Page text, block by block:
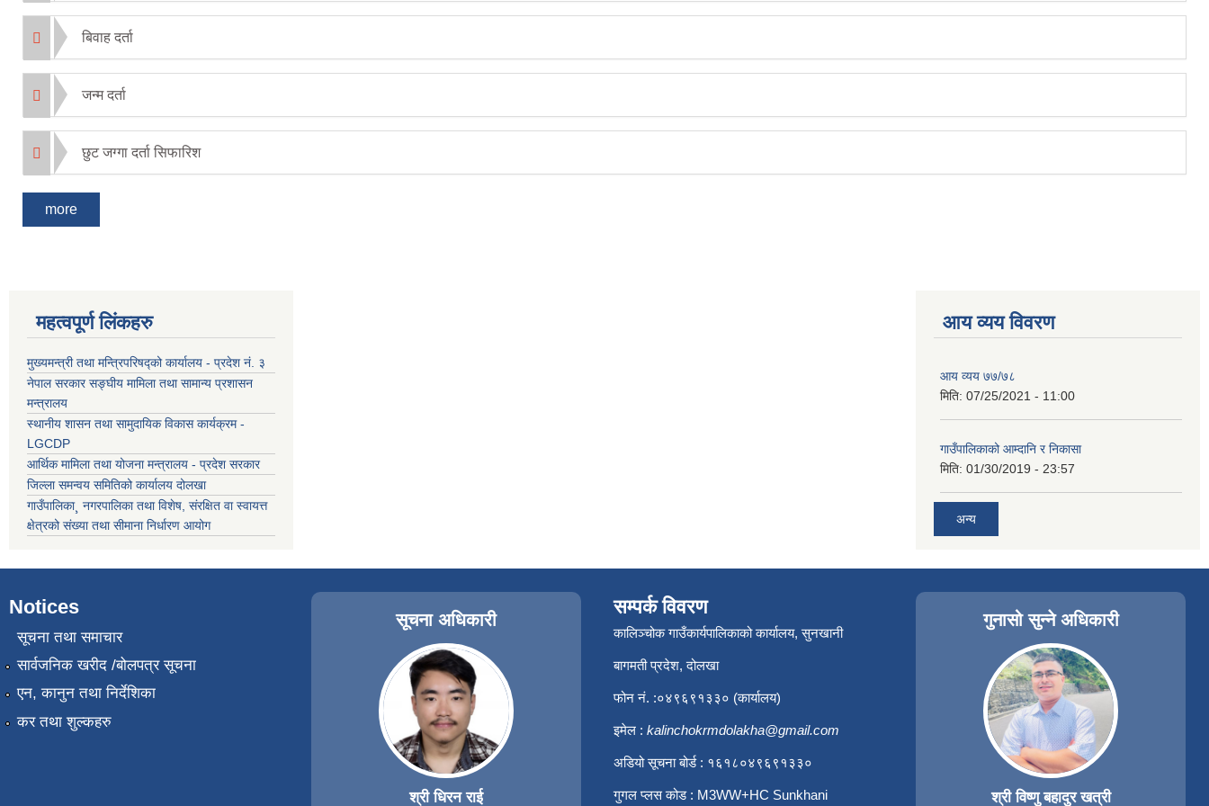
बिवाह दर्ता
जन्म दर्ता
छुट जग्गा दर्ता सिफारिश
more
महत्वपूर्ण लिंकहरु
मुख्यमन्त्री तथा मन्त्रिपरिषद्को कार्यालय - प्रदेश नं. ३
नेपाल सरकार सङ्घीय मामिला तथा सामान्य प्रशासन
मन्त्रालय
स्थानीय शासन तथा सामुदायिक विकास कार्यक्रम -
LGCDP
आर्थिक मामिला तथा योजना मन्त्रालय - प्रदेश सरकार
जिल्ला समन्वय समितिको कार्यालय दोलखा
गाउँपालिका¸ नगरपालिका तथा विशेष, संरक्षित वा स्वायत्त
क्षेत्रको संख्या तथा सीमाना निर्धारण आयोग
आय व्यय विवरण
आय व्यय ७७/७८
मिति: 07/25/2021 - 11:00
गाउँपालिकाको आम्दानि र निकासा
मिति: 01/30/2019 - 23:57
अन्य
Notices
सूचना तथा समाचार
सार्वजनिक खरीद /बोलपत्र सूचना
एन, कानुन तथा निर्देशिका
कर तथा शुल्कहरु
सूचना अधिकारी
श्री धिरन राई
सम्पर्क विवरण
कालिञ्चोक गाउँकार्यपालिकाको कार्यालय, सुनखानी
बागमती प्रदेश, दोलखा
फोन नं. :०४९६९१३३० (कार्यालय)
इमेल : kalinchokrmdolakha@gmail.com
अडियो सूचना बोर्ड : १६१८०४९६९१३३०
गुगल प्लस कोड : M3WW+HC Sunkhani
गुनासो सुन्ने अधिकारी
श्री विष्णु बहादुर खत्री